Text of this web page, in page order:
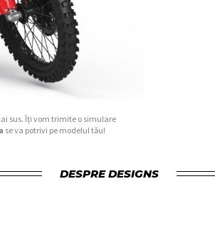
sus. Îți vom trimite o simulare
se va potrivi pe modelul tău!
DESPRE DESIGNS